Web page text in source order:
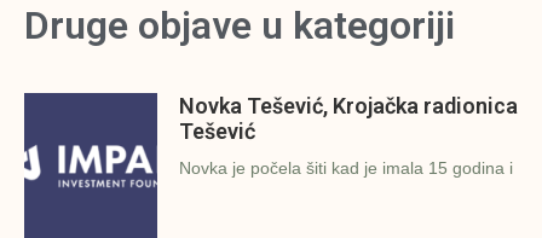
Druge objave u kategoriji
Novka Tešević, Krojačka radionica
Tešević
Novka je počela šiti kad je imala 15 godina i